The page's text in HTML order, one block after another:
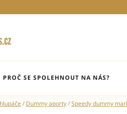
PROČ SE SPOLEHNOUT NA NÁS?
/ Dummy aporty/Speedy dummy